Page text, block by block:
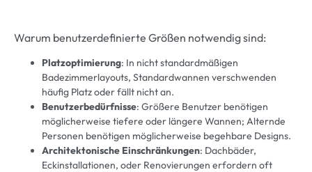
Warum benutzerdefinierte Größen notwendig sind:
Platzoptimierung: In nicht standardmäßigen
Badezimmerlayouts, Standardwannen verschwenden
häufig Platz oder fällt nicht an.
Benutzerbedürfnisse: Größere Benutzer benötigen
möglicherweise tiefere oder längere Wannen; Alternde
Personen benötigen möglicherweise begehbare Designs.
Architektonische Einschränkungen: Dachbäder,
Eckinstallationen, oder Renovierungen erfordern oft